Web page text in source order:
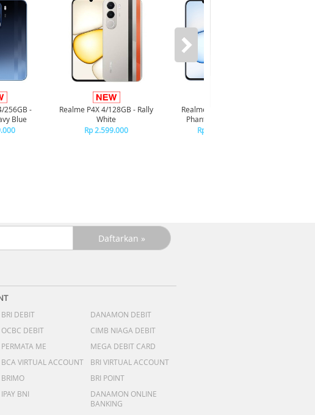
256GB -
Blue
Realme P4X 4/128GB - Rally
White
Rp 2.599.000
Realme P4X 4/128GB -
Phantom Navy Blue
Rp 2.599.000
BRI DEBIT
DANAMON DEBIT
OCBC DEBIT
CIMB NIAGA DEBIT
PERMATA ME
MEGA DEBIT CARD
BCA VIRTUAL ACCOUNT
BRI VIRTUAL ACCOUNT
BRIMO
BRI POINT
IPAY BNI
DANAMON ONLINE
BANKING